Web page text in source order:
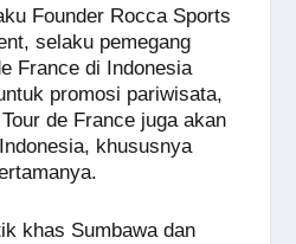
Founder Rocca Sports
selaku pemegang
France di Indonesia
promosi pariwisata,
de France juga akan
khususnya
khas Sumbawa dan